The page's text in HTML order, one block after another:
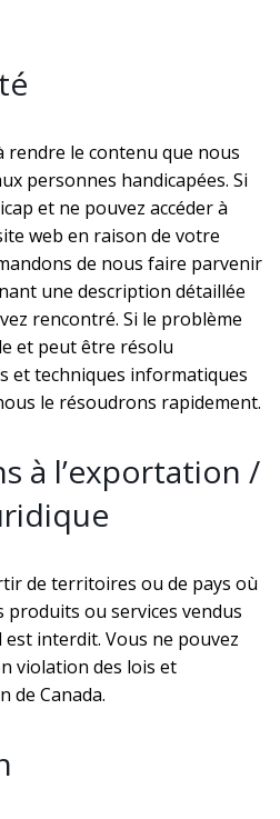
rendre le contenu que nous
personnes handicapées. Si
et ne pouvez accéder à
web en raison de votre
de nous faire parvenir
une description détaillée
rencontré. Si le problème
et peut être résolu
et techniques informatiques
le résoudrons rapidement.
à l’exportation /
de territoires ou de pays où
produits ou services vendus
interdit. Vous ne pouvez
violation des lois et
de Canada.